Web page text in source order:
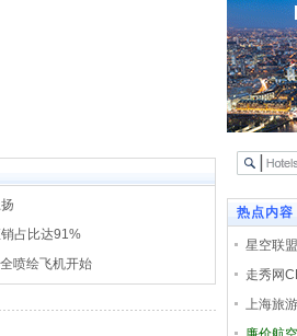
占比达91%
喷绘飞机开始
热点内容
星空联
走秀网
上海旅